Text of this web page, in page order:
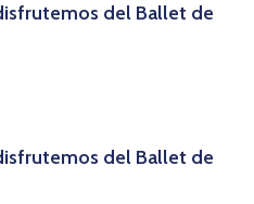
del Ballet de
del Ballet de